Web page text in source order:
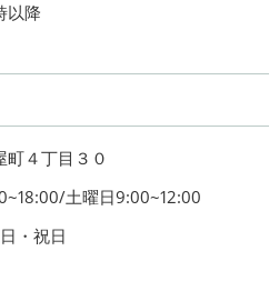
以降
４丁目３０
土曜日9:00~12:00
・祝日